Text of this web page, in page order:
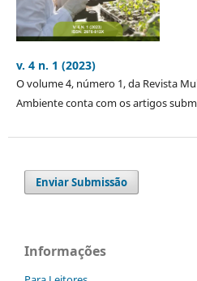
v. 4 n. 1 (2023)
O volume 4, número 1, da Revista
Ambiente conta com os artigos
Enviar Submissão
Informações